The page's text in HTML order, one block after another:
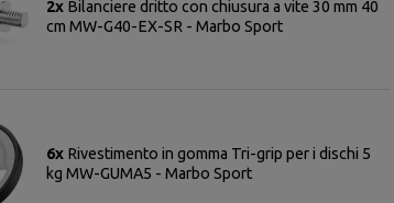
2x Bilanciere dritto con chiusura a vite 30 mm 40
cm MW-G40-EX-SR - Marbo Sport
6x Rivestimento in gomma Tri-grip per i dischi 5
kg MW-GUMA5 - Marbo Sport